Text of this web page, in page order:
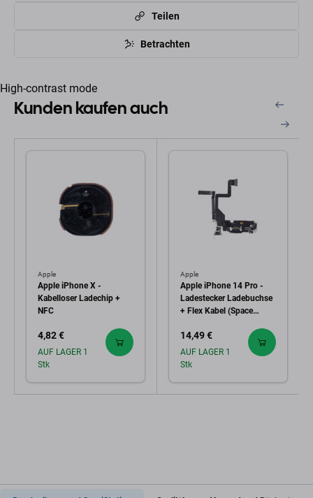
Teilen
Betrachten
High-contrast mode
Kunden kaufen auch
Apple
Apple iPhone X -
Kabelloser Ladechip +
NFC
4,82 €
AUF LAGER 1
Stk
Apple
Apple iPhone 14 Pro -
Ladestecker Ladebuchse
+ Flex Kabel (Space
14,49 €
AUF LAGER 1
Stk